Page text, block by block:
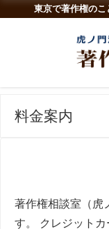
東京で著作権のこ
料金案内
著作権相談室（虎
す。 クレジット